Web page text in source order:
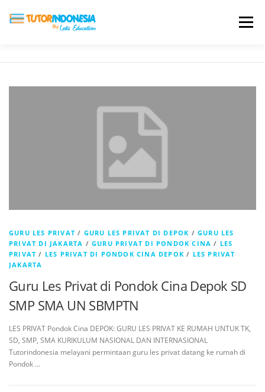
Menu
TESTIMONI PROFIL ALUMNI
DAFTAR SEKOLAH
GURU LES PRIVAT / GURU LES PRIVAT DI DEPOK /GURU LES
PRIVAT DI JAKARTA /GURU PRIVAT DI PONDOK CINA / LES
PRIVAT / LES PRIVAT DI PONDOK CINA DEPOK / LES PRIVAT
JAKARTA
Guru Les Privat di Pondok Cina Depok SD
SMP SMA UN SBMPTN
LES PRIVAT Pondok Cina DEPOK: GURU LES PRIVAT KE RUMAH UNTUK TK,
SD, SMP, SMA KURIKULUM NASIONAL DAN INTERNASIONAL
Tutorindonesia melayani permintaan guru les privat datang ke rumah di
Pondok …